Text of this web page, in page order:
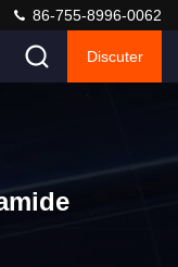
86-755-8996-0062
Discuter